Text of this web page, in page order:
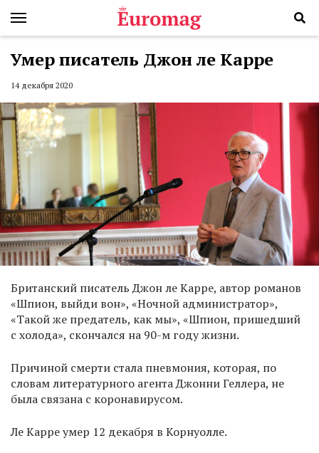
Умер писатель Джон ле Карре
14 декабря 2020
Британский писатель Джон ле Карре, автор романов
«Шпион, выйди вон», «Ночной администратор»,
«Такой же предатель, как мы», «Шпион, пришедший
с холода», скончался на 90-м году жизни.
Причиной смерти стала пневмония, которая, по
словам литературного агента Джонни Геллера, не
была связана с коронавирусом.
Ле Карре умер 12 декабря в Корнуолле.